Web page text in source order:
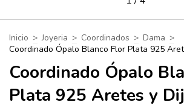
Inicio > Joyeria > Coordinados > Dama >
Coordinado Ópalo Blanco Flor Plata 925
Coordinado Ópalo
Plata 925 Aretes y